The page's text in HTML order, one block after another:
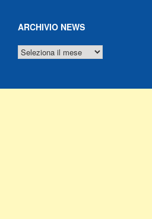
ARCHIVIO NEWS
ARCHIVIO
NEWS